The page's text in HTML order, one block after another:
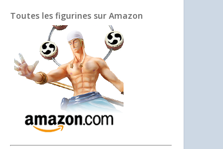
Toutes les figurines sur Amazon